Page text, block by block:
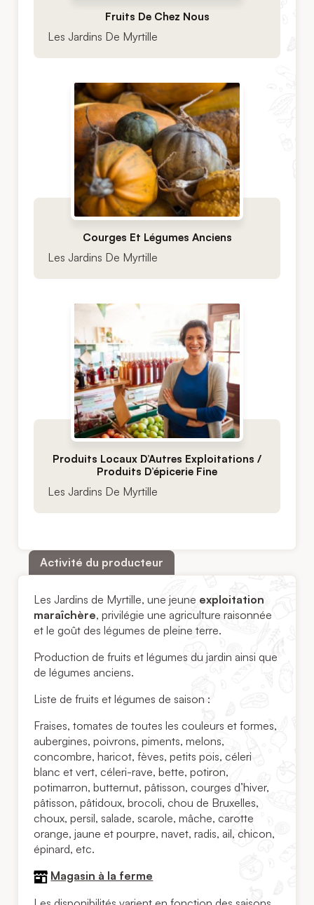
Fruits De Chez Nous
Les Jardins De Myrtille
Courges Et Légumes Anciens
Les Jardins De Myrtille
Produits Locaux D’Autres Exploitations /
Produits D’épicerie Fine
Les Jardins De Myrtille
Activité du producteur
Les Jardins de Myrtille, une jeune exploitation
maraîchère, privilégie une agriculture raisonnée
et le goût des légumes de pleine terre.
Production de fruits et légumes du jardin ainsi que
de légumes anciens.
Liste de fruits et légumes de saison :
Fraises, tomates de toutes les couleurs et formes,
aubergines, poivrons, piments, melons,
concombre, haricot, fèves, petits pois, céleri
blanc et vert, céleri-rave, bette, potiron,
potimarron, butternut, pâtisson, courges d’hiver,
pâtisson, pâtidoux, brocoli, chou de Bruxelles,
choux, persil, salade, scarole, mâche, carotte
orange, jaune et pourpre, navet, radis, ail, chicon,
épinard, etc.
Magasin à la ferme